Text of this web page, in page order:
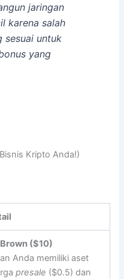
jaringan
karena salah
sesuai untuk
yang
Kripto Anda!)
Brown ($10)
Anda memiliki aset
presale ($0.5) dan